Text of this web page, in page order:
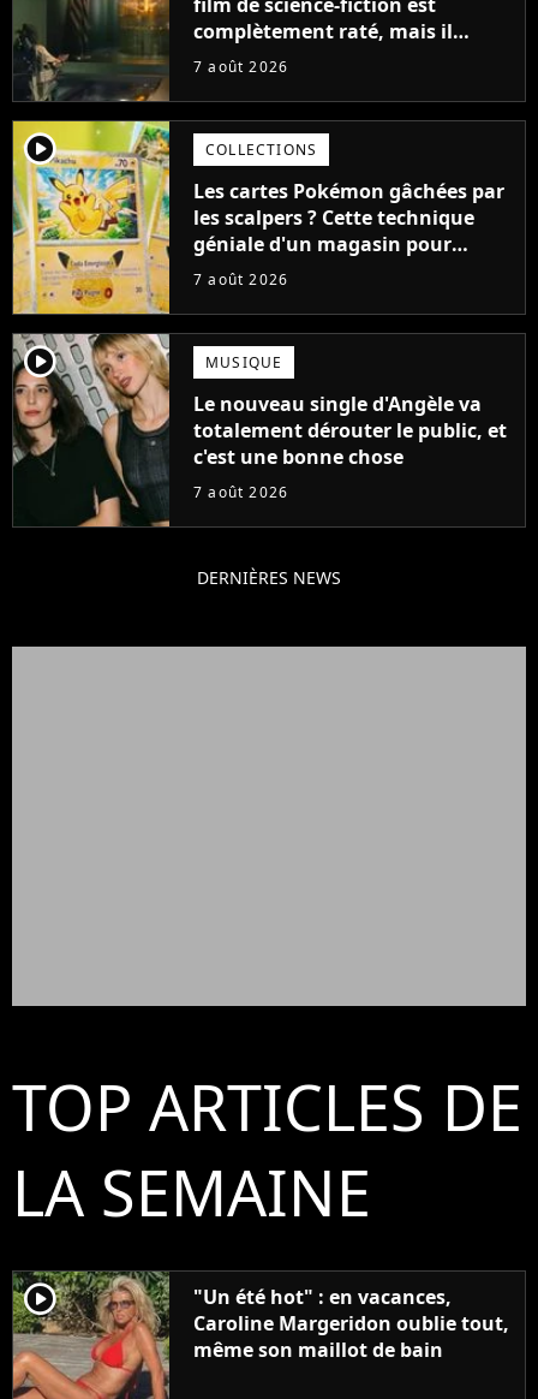
complètement raté, mais il
aurait pu être encore pire à
7 août 2026
player2 COLLECTIONS
Les cartes Pokémon gâchées par
les scalpers ? Cette technique
géniale d'un magasin pour
ruiner les revendeurs
7 août 2026
player2 MUSIQUE
Le nouveau single d'Angèle va
totalement dérouter le public, et
c'est une bonne chose
7 août 2026
DERNIÈRES NEWS
TOP ARTICLES DE
LA SEMAINE
player2
"Un été hot" : en vacances,
Caroline Margeridon oublie tout,
même son maillot de bain